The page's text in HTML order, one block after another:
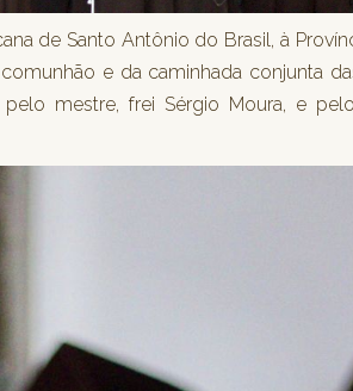
de Santo Antônio do Brasil, à
e da caminhada conjunta
mestre, frei Sérgio Moura, e